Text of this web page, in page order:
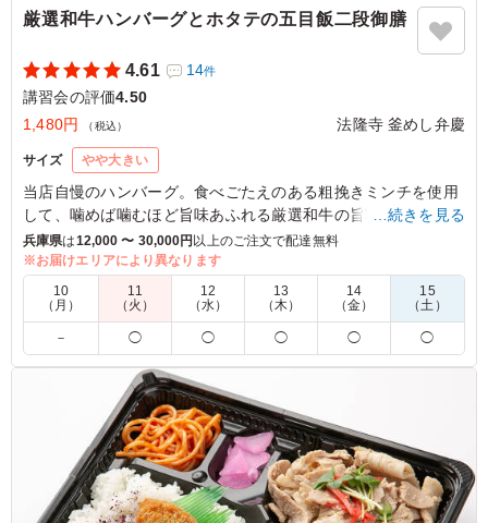
厳選和牛ハンバーグとホタテの五目飯二段御膳
4.61 14件
講習会の評価4.50
1,480円
（税込） 法隆寺 釜めし弁慶
サイズ やや大きい
当店自慢のハンバーグ。食べごたえのある粗挽きミンチを使用
して、噛めば噛むほど旨味あふれる厳選和牛の旨味。さらにご
飯の上に旨味あふれるホタテが、ご飯との相性抜群です。
5.0
高齢者がメインなので、ハンバーグが硬かったらどうしよ
うと心配もあったのですが、 とても柔らかくてボリュー
ム満点でした。その他の副菜も一つ一つが丁寧に味付けさ
れており、 食べる人たちも喜んでいました！
ご利用シーン：会議・セミナー›講習会
京都府京都市左京区岡崎徳成町2026/06/22
…続きを見る
兵庫県は12,000 〜 30,000円 以上のご注文で配達無料
※お届けエリアにより異なります
10
（月）
11
（火）
12
（水）
13
（木）
14
（金）
15
（土）
－ ◯ ◯ ◯ ◯ ◯